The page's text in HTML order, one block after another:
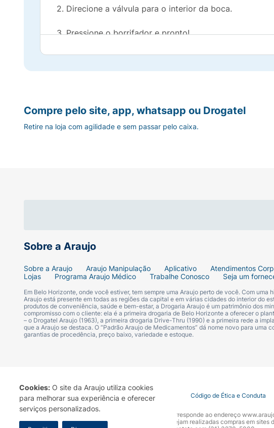
Cookies: O site da Araujo utiliza cookies
para melhorar sua experiência e oferecer
serviços personalizados.
2. Direcione a válvula para o interior da boca.
3. Pressione o borrifador e pronto!
Precauções:
abundantemente. Suspenda o uso em caso de
Composição:
Sobre a Araujo
Sobre a Araujo Araujo Manipulação Aplicativo Atendimentos
Lojas
Programa Araujo Médico Trabalhe Conosco Seja um
Em Belo Horizonte, onde você estiver, tem sempre uma Araujo perto de você. Com
Araujo está presente em todas as regiões da capital e em várias cidades do interior do
produtos de conveniência, saúde e bem-estar, a Drogaria Araujo é um patrimônio dos
compromisso com o cliente: ela é a primeira drogaria de Belo Horizonte a oferecer o
– o Drogatel Araujo (1963), a primeira drogaria Drive-Thru (1990) e a primeira rede a
que a Araujo se destaca. O “Padrão Araujo de Medicamentos” dá nome novo para
garantias de procedência, preço baixo, variedade e estoque.
Compre pelo site, app, whatsapp ou Drogatel
Retire na loja com agilidade e sem passar pelo caixa.
Termo de Uso Portal da Privacidade Covid-19 Código de Ética e Conduta
A Drogaria Araujo S/A informa que o seu site oficial corresponde ao endereço
marca. Para sua segurança recomendamos que não sejam realizadas compras em